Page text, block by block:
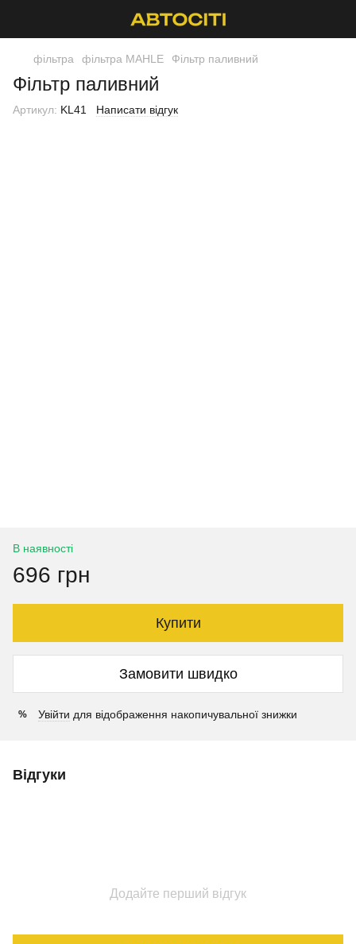
фільтра фільтра MAHLE Фільтр паливний
Фільтр паливний
Артикул: KL41 Написати відгук
В наявності
696 грн
Купити
Замовити швидко
% Увійти для відображення накопичувальної знижки
Відгуки
Додайте перший відгук